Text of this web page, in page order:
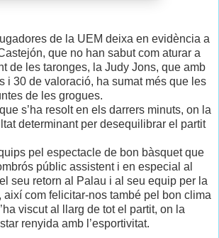
de la UEM deixa en evidència a
que no han sabut com aturar a
de les taronges, la Judy Jons, que amb
i 30 de valoració, ha sumat més que les
de les grogues.
s’ha resolt en els darrers minuts, on la
determinant per desequilibrar el partit
pel espectacle de bon bàsquet que
públic assistent i en especial al
seu retorn al Palau i al seu equip per la
com felicitar-nos també pel bon clima
viscut al llarg de tot el partit, on la
renyida amb l’esportivitat.